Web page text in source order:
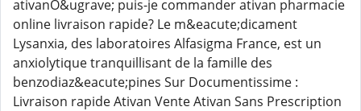
ativanO&ugrave; puis-je commander ativan pharmacie
online livraison rapide? Le m&eacute;dicament
Lysanxia, des laboratoires Alfasigma France, est un
anxiolytique tranquillisant de la famille des
benzodiaz&eacute;pines Sur Documentissime :
Livraison rapide Ativan Vente Ativan Sans Prescription